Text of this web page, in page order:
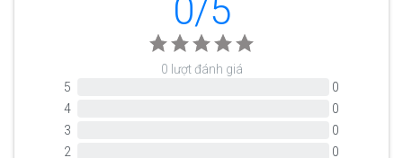
0/5
0 lượt đánh giá
5
0
4
0
3
0
2
0